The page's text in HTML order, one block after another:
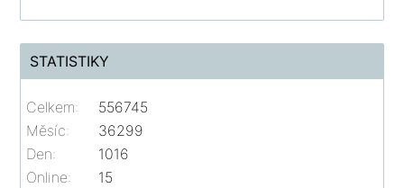
STATISTIKY
Online: 15
Celkem:
556745
Měsíc:
36299
Den:
1016